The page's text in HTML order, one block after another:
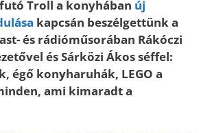
Troll a konyhában új
kapcsán beszélgettünk a
és rádióműsorában Rákóczi
és Sárközi Ákos séffel:
égő konyharuhák, LEGO a
ami kimaradt a